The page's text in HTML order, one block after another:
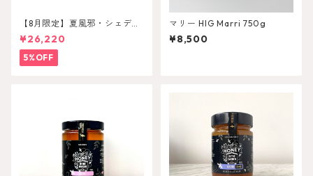
【8月限定】夏風邪・シェディ
ンングセット
¥26,220
5%OFF
マリー HIG Marri 750g
¥8,500